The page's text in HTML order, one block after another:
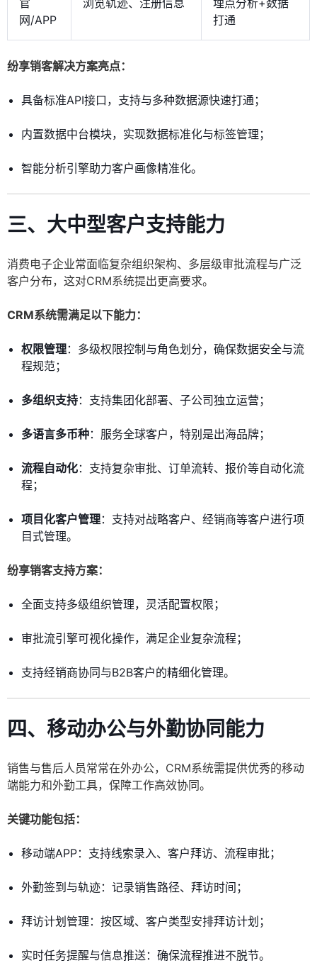
官
网/APP
浏览轨迹、注册信息
埋点分析+数据
打通
纷享销客解决方案亮点：
具备标准API接口，支持与多种数据源快速打通；
内置数据中台模块，实现数据标准化与标签管理；
智能分析引擎助力客户画像精准化。
三、大中型客户支持能力
消费电子企业常面临复杂组织架构、多层级审批流程与广泛
客户分布，这对CRM系统提出更高要求。
CRM系统需满足以下能力：
权限管理：多级权限控制与角色划分，确保数据安全与流
程规范；
多组织支持：支持集团化部署、子公司独立运营；
多语言多币种：服务全球客户，特别是出海品牌；
流程自动化：支持复杂审批、订单流转、报价等自动化流
程；
项目化客户管理：支持对战略客户、经销商等客户进行项
目式管理。
纷享销客支持方案：
全面支持多级组织管理，灵活配置权限；
审批流引擎可视化操作，满足企业复杂流程；
支持经销商协同与B2B客户的精细化管理。
四、移动办公与外勤协同能力
销售与售后人员常常在外办公，CRM系统需提供优秀的移动
端能力和外勤工具，保障工作高效协同。
关键功能包括：
移动端APP：支持线索录入、客户拜访、流程审批；
外勤签到与轨迹：记录销售路径、拜访时间；
拜访计划管理：按区域、客户类型安排拜访计划；
实时任务提醒与信息推送：确保流程推进不脱节。